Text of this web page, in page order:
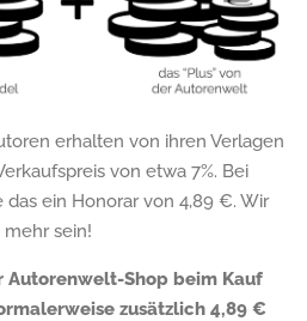
erhalten von ihren Verlagen
von etwa 7%. Bei
ein Honorar von 4,89 €. Wir
sein!
Autorenwelt-Shop beim Kauf
zusätzlich 4,89 €